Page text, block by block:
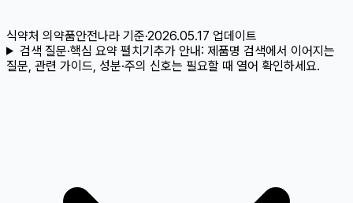
식약처 의약품안전나라 기준·2026.05.17 업데이트
검색 질문·핵심 요약 펼치기추가 안내: 제품명 검색에서 이어지는
질문, 관련 가이드, 성분·주의 신호는 필요할 때 열어 확인하세요.